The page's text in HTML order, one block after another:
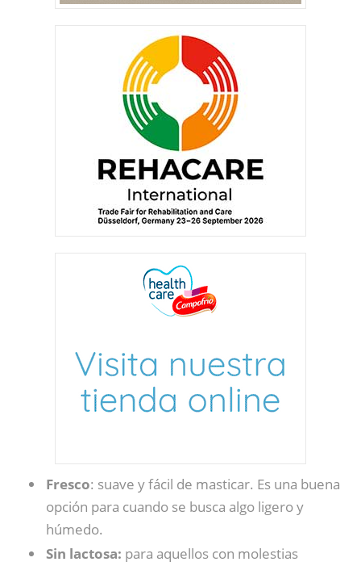
Fresco: suave y fácil de masticar. Es una buena
opción para cuando se busca algo ligero y
húmedo.
Sin lactosa: para aquellos con molestias